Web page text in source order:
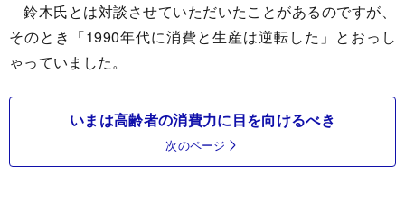
鈴木氏とは対談させていただいたことがあるのですが、
そのとき「1990年代に消費と生産は逆転した」とおっし
ゃっていました。
いまは高齢者の消費力に目を向けるべき
次のページ